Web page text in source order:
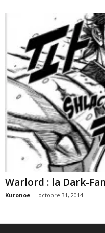
Warlord : la Dark-
Kuronoe - octobre 31, 2014